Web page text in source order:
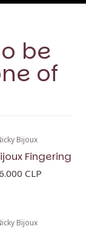
be
of
Bijoux
Fingering
CLP
Bijoux